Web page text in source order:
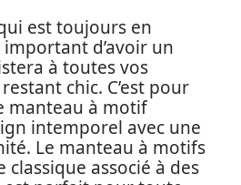
est toujours en
d’avoir un
à toutes vos
chic. C’est pour
manteau à motif
intemporel avec une
Le manteau à motifs
classique associé à des